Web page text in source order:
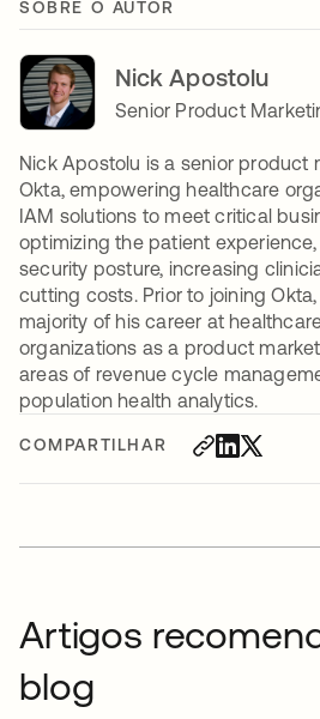
COMPARTILHAR
SOBRE O AUTOR
Nick Apostolu
Senior Product
Nick Apostolu is a senior product
Okta, empowering healthcare
IAM solutions to meet critical
optimizing the patient
security posture, increasing
cutting costs. Prior to joining
majority of his career at
organizations as a product
areas of revenue cycle
population health analytics.
Artigos
blog